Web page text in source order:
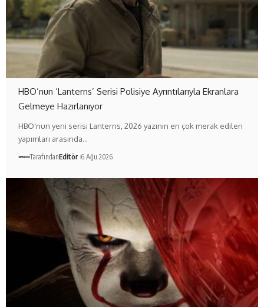
HBO’nun ‘Lanterns’ Serisi Polisiye Ayrıntılarıyla Ekranlara
Gelmeye Hazırlanıyor
HBO'nun yeni serisi Lanterns, 2026 yazının en çok merak edilen
yapımları arasında…
TarafındanEditör 6 Ağu 2026